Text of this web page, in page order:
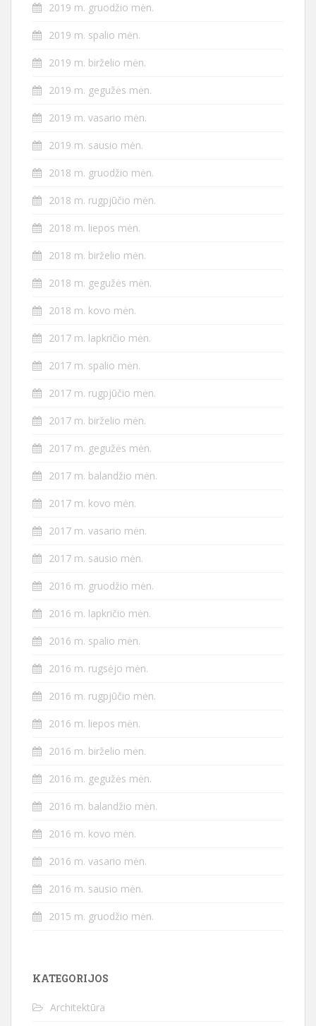
2019 m. gruodžio mėn.
2019 m. spalio mėn.
2019 m. birželio mėn.
2019 m. gegužės mėn.
2019 m. vasario mėn.
2019 m. sausio mėn.
2018 m. gruodžio mėn.
2018 m. rugpjūčio mėn.
2018 m. liepos mėn.
2018 m. birželio mėn.
2018 m. gegužės mėn.
2018 m. kovo mėn.
2017 m. lapkričio mėn.
2017 m. spalio mėn.
2017 m. rugpjūčio mėn.
2017 m. birželio mėn.
2017 m. gegužės mėn.
2017 m. balandžio mėn.
2017 m. kovo mėn.
2017 m. vasario mėn.
2017 m. sausio mėn.
2016 m. gruodžio mėn.
2016 m. lapkričio mėn.
2016 m. spalio mėn.
2016 m. rugsėjo mėn.
2016 m. rugpjūčio mėn.
2016 m. liepos mėn.
2016 m. birželio mėn.
2016 m. gegužės mėn.
2016 m. balandžio mėn.
2016 m. kovo mėn.
2016 m. vasario mėn.
2016 m. sausio mėn.
2015 m. gruodžio mėn.
KATEGORIJOS
Architektūra